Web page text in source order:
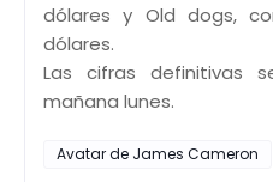
dólares y Old dogs,
dólares.
Las cifras definitivas
mañana lunes.
Avatar de James Cameron